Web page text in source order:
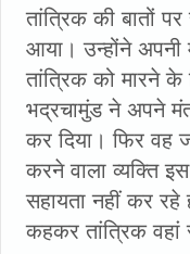
तांत्रिक की बातों
आया। उन्होंने
तांत्रिक को मारने
भद्रचामुंड ने अपने
कर दिया। फिर वह
करने वाला व्यक्ति
सहायता नहीं कर रहे
कहकर तांत्रिक वहां